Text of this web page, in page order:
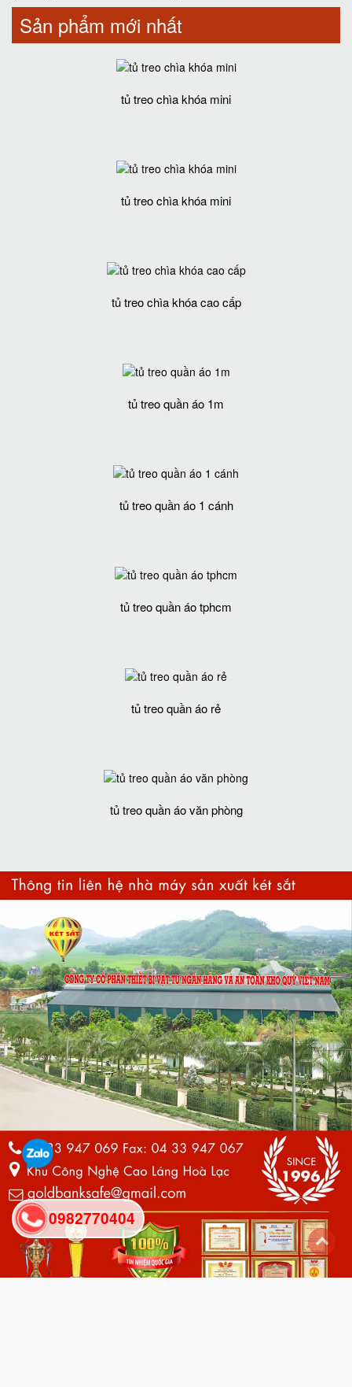
Sản phẩm mới nhất
tủ treo chìa khóa mini
tủ treo chìa khóa mini
tủ treo chìa khóa cao cấp
tủ treo quần áo 1m
tủ treo quần áo 1 cánh
tủ treo quần áo tphcm
tủ treo quần áo rẻ
tủ treo quần áo văn phòng
0982770404
back